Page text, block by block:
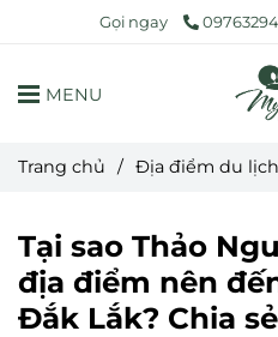
Gọi ngay
MENU
Trang chủ / Địa điểm du
Tại sao Thảo
địa điểm nên
Đắk Lắk? Chia